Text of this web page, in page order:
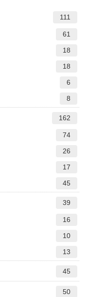
111
61
18
18
6
8
162
74
26
17
45
39
16
10
13
45
50